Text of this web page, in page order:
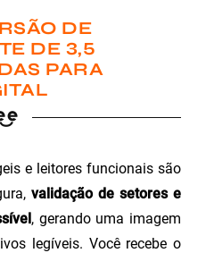
DE
DE 3,5
PARA
e leitores funcionais são
validação de setores e
, gerando uma imagem
legíveis. Você recebe o